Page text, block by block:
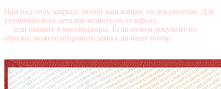
Нам под силу закрыть любой ваш вопрос по документам. Для
уточнение всех деталей звоните по телефону:
или пишите в мессенджеры. Если нужен документ по
образцу, можете отправить заявку на нашу почту: